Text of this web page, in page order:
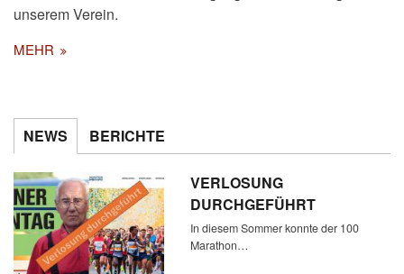
unserem Verein.
MEHR
NEWS BERICHTE
VERLOSUNG
DURCHGEFÜHRT
In diesem Sommer konnte der 100
Marathon…